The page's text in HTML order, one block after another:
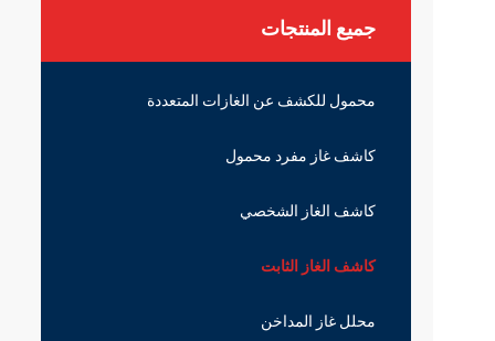
جميع المنتجات
محمول للكشف عن الغازات المتعددة
كاشف غاز مفرد محمول
كاشف الغاز الشخصي
كاشف الغاز الثابت
محلل غاز المداخن